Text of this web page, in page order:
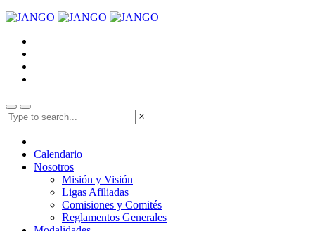
×
Calendario
Nosotros
Misión y Visión
Ligas Afiliadas
Comisiones y Comités
Reglamentos Generales